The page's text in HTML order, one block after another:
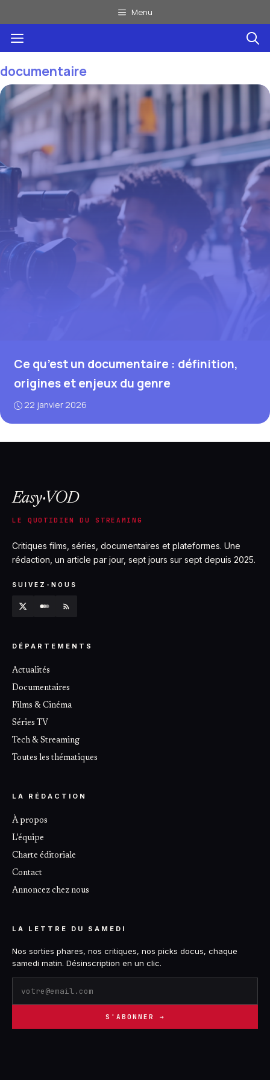
au
contenu
Menu
Menu
documentaire
Ce qu’est un documentaire : définition,
origines et enjeux du genre
22 janvier 2026
Easy·VOD
LE QUOTIDIEN DU STREAMING
Critiques films, séries, documentaires et plateformes. Une
rédaction, un article par jour, sept jours sur sept depuis 2025.
SUIVEZ-NOUS
DÉPARTEMENTS
Actualités
Documentaires
Films & Cinéma
Séries TV
Tech & Streaming
Toutes les thématiques
LA RÉDACTION
À propos
L'équipe
Charte éditoriale
Contact
Annoncez chez nous
LA LETTRE DU SAMEDI
Nos sorties phares, nos critiques, nos picks docus, chaque
samedi matin. Désinscription en un clic.
S'ABONNER →